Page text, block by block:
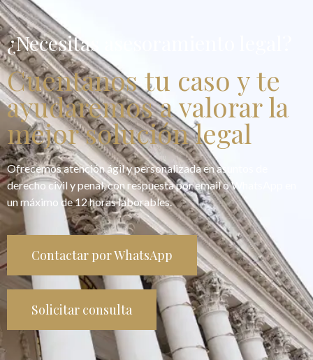
¿Necesitas asesoramiento legal?
Cuentanos tu caso y te
ayudaremos a valorar la
mejor solución legal
Ofrecemos atención ágil y personalizada en asuntos de
derecho civil y penal, con respuesta por email o WhatsApp en
un máximo de 12 horas laborables.
Contactar por WhatsApp
Solicitar consulta